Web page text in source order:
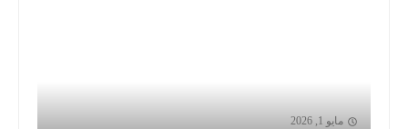
مايو 1, 2026